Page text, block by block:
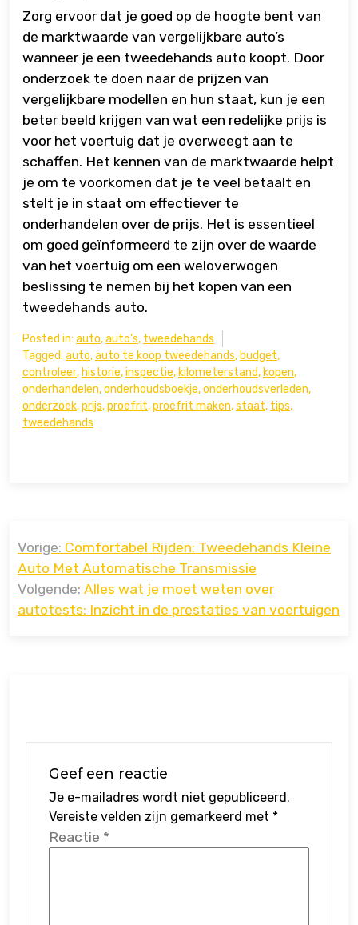
Zorg ervoor dat je goed op de hoogte bent van
de marktwaarde van vergelijkbare auto’s
wanneer je een tweedehands auto koopt. Door
onderzoek te doen naar de prijzen van
vergelijkbare modellen en hun staat, kun je een
beter beeld krijgen van wat een redelijke prijs is
voor het voertuig dat je overweegt aan te
schaffen. Het kennen van de marktwaarde helpt
je om te voorkomen dat je te veel betaalt en
stelt je in staat om effectiever te
onderhandelen over de prijs. Het is essentieel
om goed geïnformeerd te zijn over de waarde
van het voertuig om een weloverwogen
beslissing te nemen bij het kopen van een
tweedehands auto.
Posted in: auto,auto's, tweedehands
Tagged: auto,auto te koop tweedehands, budget,
controleer, historie,inspectie, kilometerstand, kopen,
onderhandelen,onderhoudsboekje,onderhoudsverleden,
onderzoek,prijs,proefrit,proefrit maken,staat, tips,
tweedehands
navigatie
Vorige: Comfortabel Rijden: Tweedehands Kleine
Auto Met Automatische Transmissie
Volgende: Alles wat je moet weten over
autotests: Inzicht in de prestaties van voertuigen
Geef een reactie
Je e-mailadres wordt niet gepubliceerd.
Vereiste velden zijn gemarkeerd met *
Reactie *